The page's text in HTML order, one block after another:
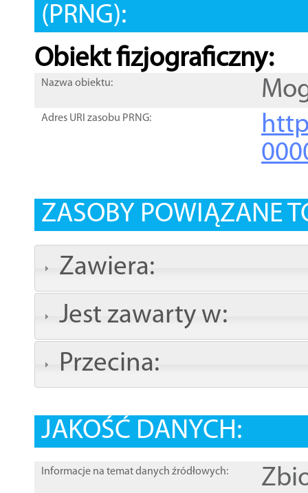
(PRNG):
Obiekt fizjograficzny:
Nazwa obiektu:
Adres URI zasobu PRNG:
ZASOBY POWIĄZANE
Zawiera:
Jest zawarty w:
Przecina:
JAKOŚĆ DANYCH:
Informacje na temat danych źródłowych: